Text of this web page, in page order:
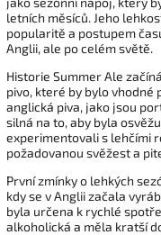
letních měsíců. Jeho
popularitě a postupem
Anglii, ale po celém světě.
Historie Summer Ale
pivo, které by bylo vhodné
anglická piva, jako jsou
silná na to, aby byla
experimentovali s lehčími
požadovanou svěžest a
První zmínky o lehkých
kdy se v Anglii začala
byla určena k rychlé
alkoholická a měla kratší